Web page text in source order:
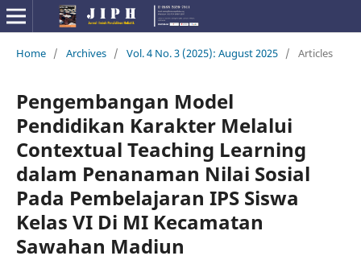
Home / Archives / Vol. 4 No. 3 (2025): August 2025 / Articles
Pengembangan Model
Pendidikan Karakter Melalui
Contextual Teaching Learning
dalam Penanaman Nilai Sosial
Pada Pembelajaran IPS Siswa
Kelas VI Di MI Kecamatan
Sawahan Madiun